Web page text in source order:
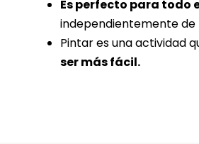
Es perfecto para todo
independientemente de
Pintar es una actividad
ser más fácil.